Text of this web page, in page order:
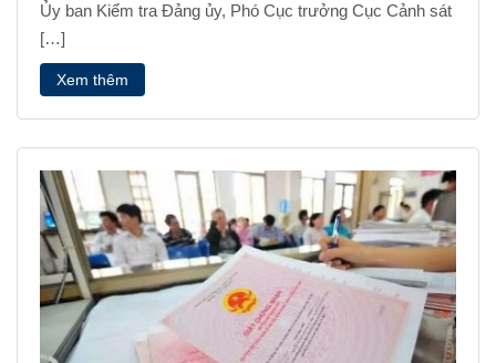
Ủy ban Kiểm tra Đảng ủy, Phó Cục trưởng Cục Cảnh sát
[…]
Xem thêm